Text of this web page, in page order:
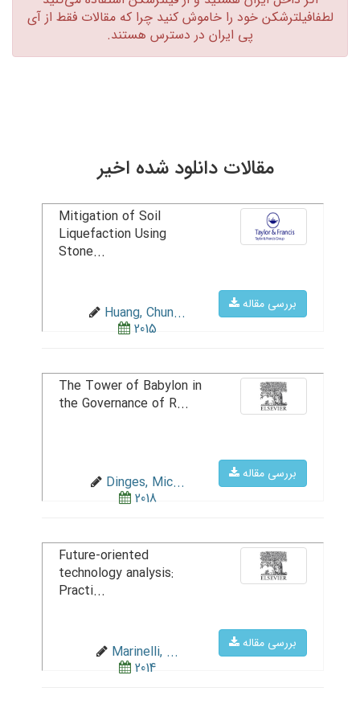
لطفافیلترشکن خود را خاموش کنید چرا که مقالات فقط از آی
پی ایران در دسترس هستند.‏
مقالات دانلود شده اخیر
بررسی مقاله
Mitigation of Soil
Liquefaction Using
Stone...
Huang, Chun...
2015
بررسی مقاله
The Tower of Babylon in
the Governance of R...
Dinges, Mic...
2018
بررسی مقاله
Future-oriented
technology analysis:
Practi...
Marinelli, ...
2014